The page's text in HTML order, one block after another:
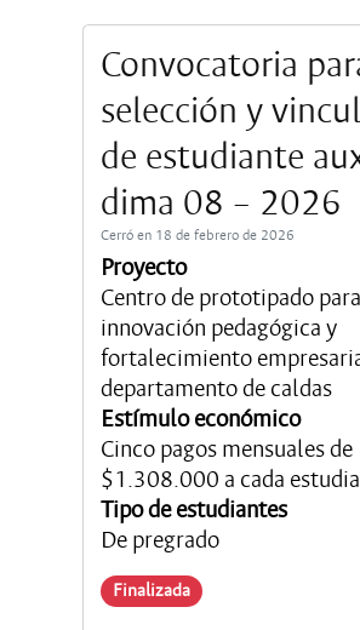
Convocatoria
selección y
de estudiante
dima 08 – 2026
Cerró en 18 de febrero de 2026
Proyecto
Centro de prototipado
innovación pedagógica y
fortalecimiento
departamento de caldas
Estímulo económico
Cinco pagos mensuales de
$1.308.000 a cada
Tipo de estudiantes
De pregrado
Finalizada